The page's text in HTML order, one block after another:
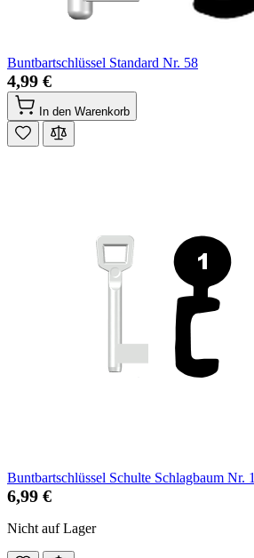
Buntbartschlüssel Standard Nr. 58
4,99 €
In den Warenkorb
Buntbartschlüssel Schulte Schlagbaum Nr. 1
6,99 €
Nicht auf Lager